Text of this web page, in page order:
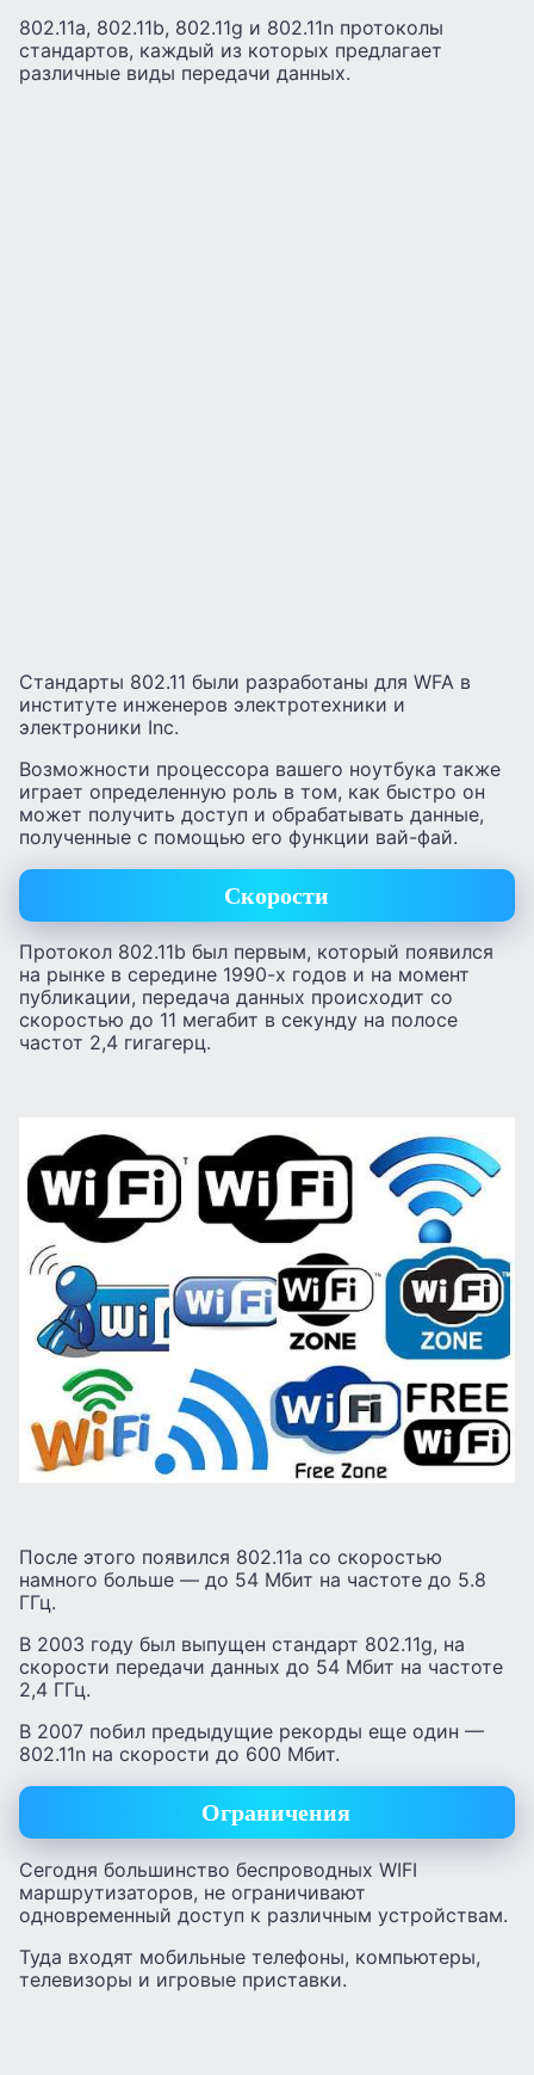
802.11a, 802.11b, 802.11g и 802.11n протоколы
стандартов, каждый из которых предлагает
различные виды передачи данных.
Стандарты 802.11 были разработаны для WFA в
институте инженеров электротехники и
электроники Inc.
Возможности процессора вашего ноутбука также
играет определенную роль в том, как быстро он
может получить доступ и обрабатывать данные,
полученные с помощью его функции вай-фай.
Скорости
Протокол 802.11b был первым, который появился
на рынке в середине 1990-х годов и на момент
публикации, передача данных происходит со
скоростью до 11 мегабит в секунду на полосе
частот 2,4 гигагерц.
После этого появился 802.11a со скоростью
намного больше — до 54 Мбит на частоте до 5.8
ГГц.
В 2003 году был выпущен стандарт 802.11g, на
скорости передачи данных до 54 Мбит на частоте
2,4 ГГц.
В 2007 побил предыдущие рекорды еще один —
802.11n на скорости до 600 Мбит.
Ограничения
Сегодня большинство беспроводных WIFI
маршрутизаторов, не ограничивают
одновременный доступ к различным устройствам.
Туда входят мобильные телефоны, компьютеры,
телевизоры и игровые приставки.